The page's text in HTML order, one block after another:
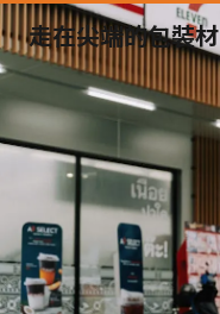
走在尖端的包裝材